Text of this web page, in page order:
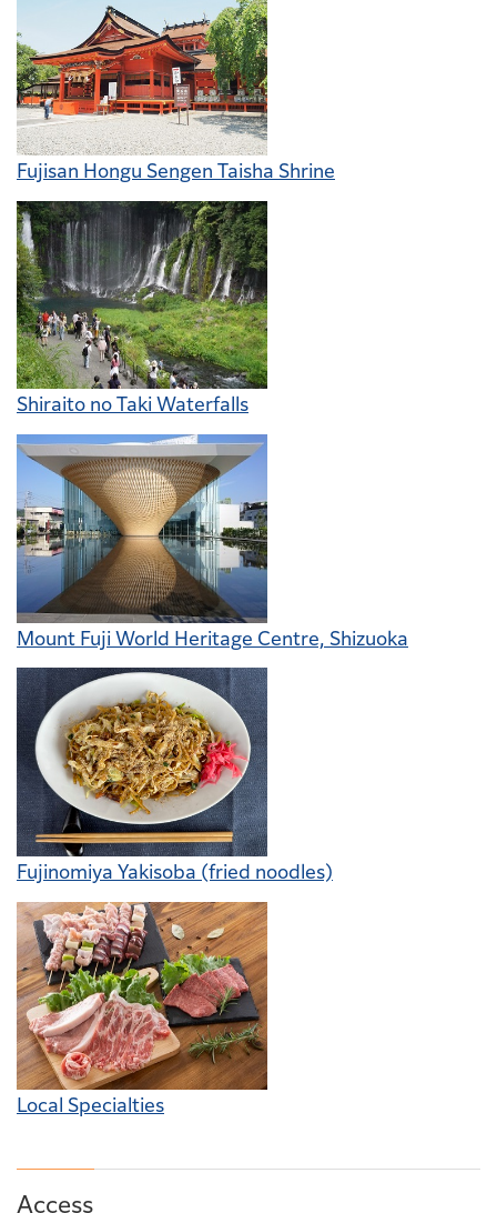
Fujisan Hongu Sengen Taisha Shrine
Shiraito no Taki Waterfalls
Mount Fuji World Heritage Centre, Shizuoka
Fujinomiya Yakisoba (fried noodles)
Local Specialties
Access